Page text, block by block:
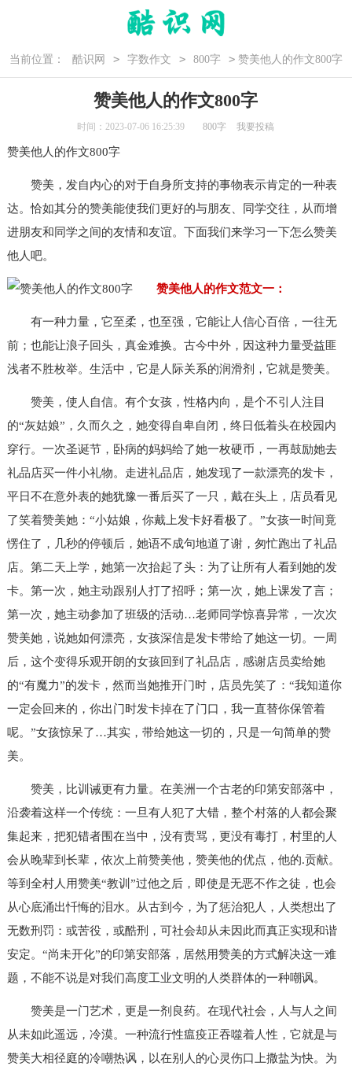
当前位置： 酷识网 > 字数作文 > 800字 > 赞美他人的作文800字
赞美他人的作文800字
时间：2023-07-06 16:25:39 800字 我要投稿
赞美他人的作文800字
赞美，发自内心的对于自身所支持的事物表示肯定的一种表
达。恰如其分的赞美能使我们更好的与朋友、同学交往，从而增
进朋友和同学之间的友情和友谊。下面我们来学习一下怎么赞美
他人吧。
赞美他人的作文范文一：
有一种力量，它至柔，也至强，它能让人信心百倍，一往无
前；也能让浪子回头，真金难换。古今中外，因这种力量受益匪
浅者不胜枚举。生活中，它是人际关系的润滑剂，它就是赞美。
赞美，使人自信。有个女孩，性格内向，是个不引人注目
的“灰姑娘”，久而久之，她变得自卑自闭，终日低着头在校园内
穿行。一次圣诞节，卧病的妈妈给了她一枚硬币，一再鼓励她去
礼品店买一件小礼物。走进礼品店，她发现了一款漂亮的发卡，
平日不在意外表的她犹豫一番后买了一只，戴在头上，店员看见
了笑着赞美她：“小姑娘，你戴上发卡好看极了。”女孩一时间竟
愣住了，几秒的停顿后，她语不成句地道了谢，匆忙跑出了礼品
店。第二天上学，她第一次抬起了头：为了让所有人看到她的发
卡。第一次，她主动跟别人打了招呼；第一次，她上课发了言；
第一次，她主动参加了班级的活动…老师同学惊喜异常，一次次
赞美她，说她如何漂亮，女孩深信是发卡带给了她这一切。一周
后，这个变得乐观开朗的女孩回到了礼品店，感谢店员卖给她
的“有魔力”的发卡，然而当她推开门时，店员先笑了：“我知道你
一定会回来的，你出门时发卡掉在了门口，我一直替你保管着
呢。”女孩惊呆了…其实，带给她这一切的，只是一句简单的赞
美。
赞美，比训诫更有力量。在美洲一个古老的印第安部落中，
沿袭着这样一个传统：一旦有人犯了大错，整个村落的人都会聚
集起来，把犯错者围在当中，没有责骂，更没有毒打，村里的人
会从晚辈到长辈，依次上前赞美他，赞美他的优点，他的.贡献。
等到全村人用赞美“教训”过他之后，即使是无恶不作之徒，也会
从心底涌出忏悔的泪水。从古到今，为了惩治犯人，人类想出了
无数刑罚：或苦役，或酷刑，可社会却从未因此而真正实现和谐
安定。“尚未开化”的印第安部落，居然用赞美的方式解决这一难
题，不能不说是对我们高度工业文明的人类群体的一种嘲讽。
赞美是一门艺术，更是一剂良药。在现代社会，人与人之间
从未如此遥远，冷漠。一种流行性瘟疫正吞噬着人性，它就是与
赞美大相径庭的冷嘲热讽，以在别人的心灵伤口上撒盐为快。为